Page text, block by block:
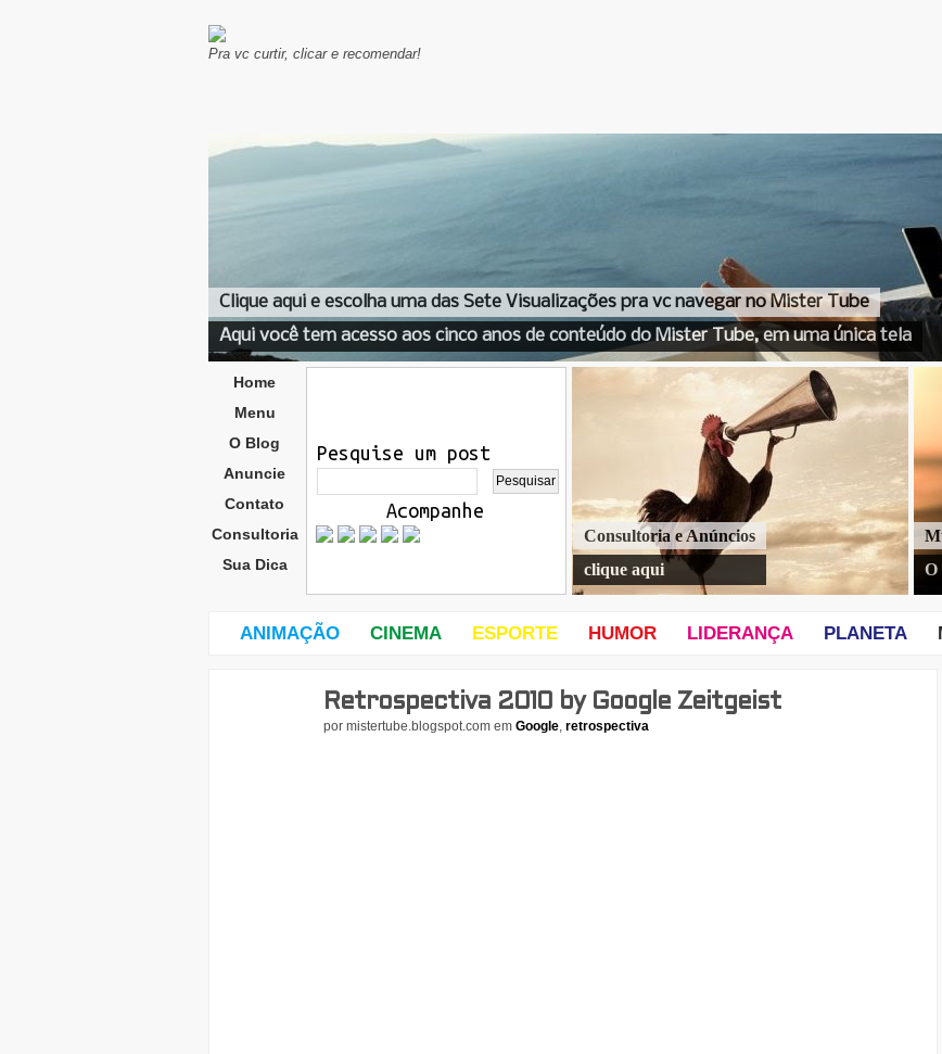
Pra vc curtir, clicar e recomendar!
Clique aqui e escolha uma das Sete Visualizações pra vc navegar no Mister Tube
Aqui você tem acesso aos cinco anos de conteúdo do Mister Tube, em uma única tela
Home
Menu
O Blog
Anuncie
Contato
Consultoria
Sua Dica
Pesquise um post
Acompanhe
O
Consultoria e Anúncios
clique aqui
ANIMAÇÃO CINEMA ESPORTE HUMOR LIDERANÇA PLANETA
Retrospectiva 2010 by Google Zeitgeist
por mistertube.blogspot.com em Google, retrospectiva